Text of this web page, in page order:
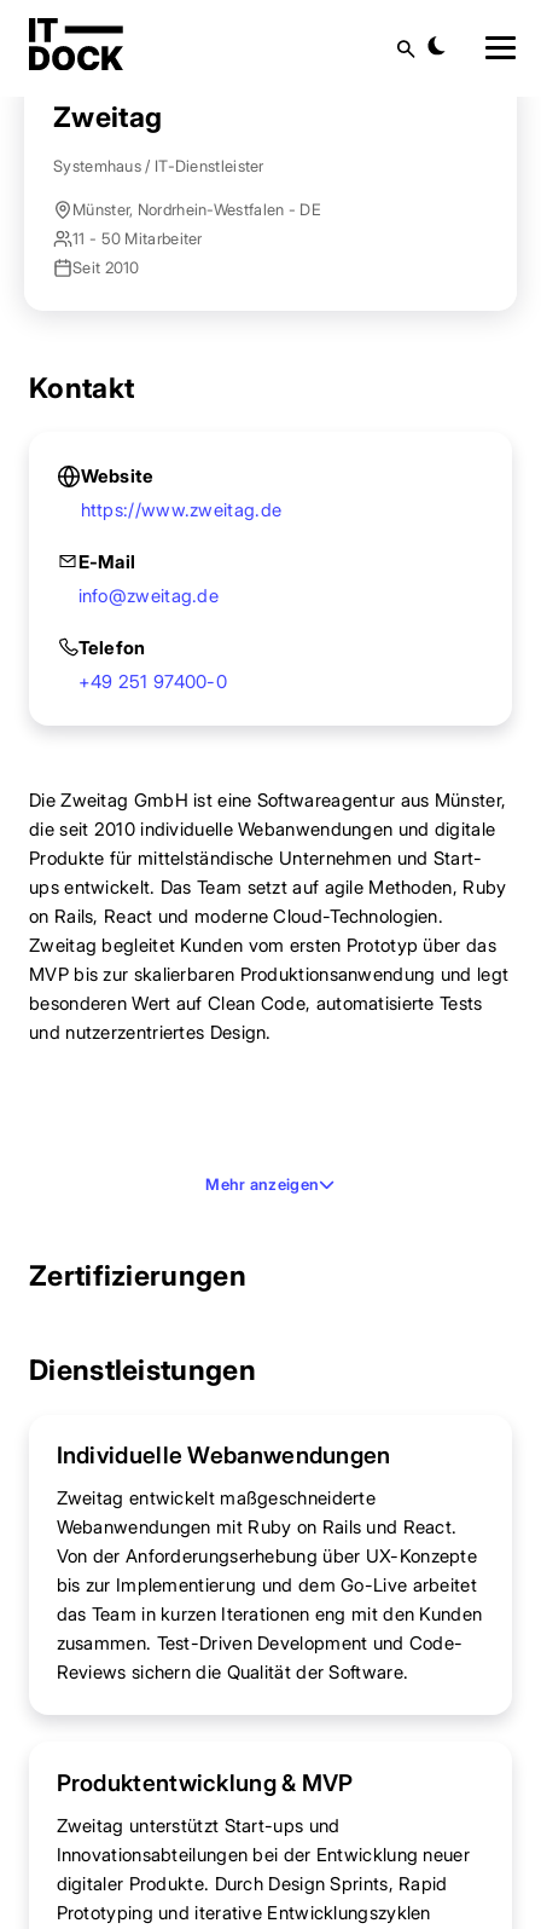
Startseite Anbieter finden
Zweitag
Systemhaus / IT-Dienstleister
Münster, Nordrhein-Westfalen - DE
11 - 50 Mitarbeiter
Seit 2010
Kontakt
Website
https://www.zweitag.de
E-Mail
info@zweitag.de
Telefon
+49 251 97400-0
Die Zweitag GmbH ist eine Softwareagentur aus Münster,
die seit 2010 individuelle Webanwendungen und digitale
Produkte für mittelständische Unternehmen und Start-
ups entwickelt. Das Team setzt auf agile Methoden, Ruby
on Rails, React und moderne Cloud-Technologien.
Zweitag begleitet Kunden vom ersten Prototyp über das
MVP bis zur skalierbaren Produktionsanwendung und legt
besonderen Wert auf Clean Code, automatisierte Tests
und nutzerzentriertes Design.
Mehr anzeigen
Zertifizierungen
Dienstleistungen
Individuelle Webanwendungen
Zweitag entwickelt maßgeschneiderte
Webanwendungen mit Ruby on Rails und React.
Von der Anforderungserhebung über UX-Konzepte
bis zur Implementierung und dem Go-Live arbeitet
das Team in kurzen Iterationen eng mit den Kunden
zusammen. Test-Driven Development und Code-
Reviews sichern die Qualität der Software.
Produktentwicklung & MVP
Zweitag unterstützt Start-ups und
Innovationsabteilungen bei der Entwicklung neuer
digitaler Produkte. Durch Design Sprints, Rapid
Prototyping und iterative Entwicklungszyklen